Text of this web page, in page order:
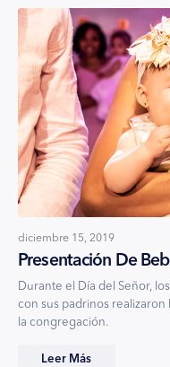
diciembre 15, 2019
Presentación De
Durante el Día del Señor,
con sus padrinos
la congregación.
Leer Más